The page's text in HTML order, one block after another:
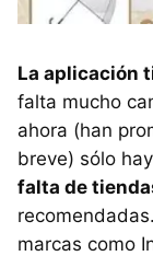
La aplicación
falta mucho
ahora (han
breve) sólo
falta de
marcas como